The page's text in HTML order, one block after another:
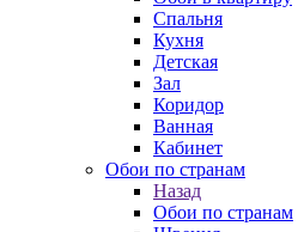
Спальня
Кухня
Детская
Зал
Коридор
Ванная
Кабинет
Обои по странам
Назад
Обои по странам